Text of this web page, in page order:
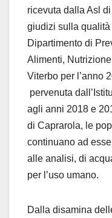
ricevuta dalla Asl
giudizi sulla qualità
Dipartimento di
Alimenti,
Viterbo per l’anno
pervenuta
agli anni 2018 e
di Caprarola, le
continuano ad
alle analisi, di
per l’uso umano.
Dalla disamina